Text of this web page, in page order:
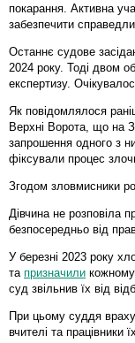
покарання. Активна
забезпечити
Останнє судове
2024 року. Тоді двом
експертизу.
Як повідомлялося
Верхні Ворота, що на
запрошення одного з
фіксували процес
Згодом зловмисники
Дівчина не розповіла
безпосередньо від
У березні 2023 року
та призначили кожному
суд звільнив їх від
При цьому суддя
вчителі та працівники